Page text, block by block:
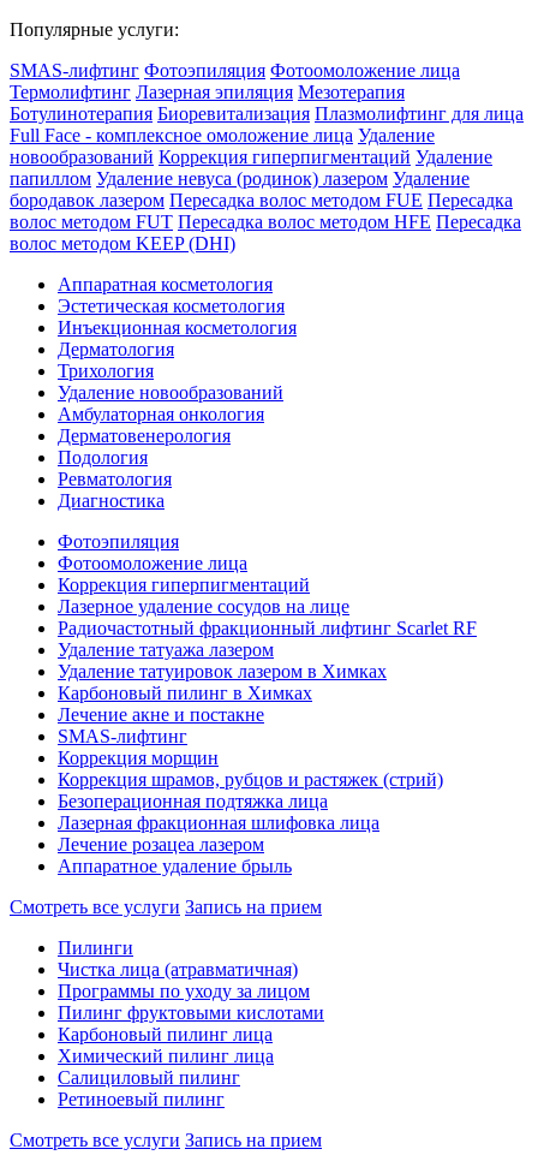
Популярные услуги:
SMAS-лифтинг Фотоэпиляция Фотоомоложение лица
Термолифтинг Лазерная эпиляция Мезотерапия
Ботулинотерапия Биоревитализация Плазмолифтинг для лица
Full Face - комплексное омоложение лица Удаление
новообразований Коррекция гиперпигментаций Удаление
папиллом Удаление невуса (родинок) лазером Удаление
бородавок лазером Пересадка волос методом FUE Пересадка
волос методом FUT Пересадка волос методом HFE Пересадка
волос методом KEEP (DHI)
Аппаратная косметология
Эстетическая косметология
Инъекционная косметология
Дермато­логия
Трихология
Удаление новообразований
Амбулаторная онкология
Дерматовенерология
Подология
Ревматология
Диагностика
Фотоэпиляция
Фотоомоложение лица
Коррекция гиперпигментаций
Лазерное удаление сосудов на лице
Радиочастотный фракционный лифтинг Scarlet RF
Удаление татуажа лазером
Удаление татуировок лазером в Химках
Карбоновый пилинг в Химках
Лечение акне и постакне
SMAS-лифтинг
Коррекция морщин
Коррекция шрамов, рубцов и растяжек (стрий)
Безоперационная подтяжка лица
Лазерная фракционная шлифовка лица
Лечение розацеа лазером
Аппаратное удаление брыль
Смотреть все услуги Запись на прием
Пилинги
Чистка лица (атравматичная)
Программы по уходу за лицом
Пилинг фруктовыми кислотами
Карбоновый пилинг лица
Химический пилинг лица
Салициловый пилинг
Ретиноевый пилинг
Смотреть все услуги Запись на прием